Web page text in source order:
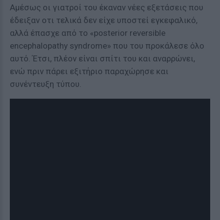
Αμέσως οι γιατροί του έκαναν νέες εξετάσεις που
έδειξαν οτι τελικά δεν είχε υποστεί εγκεφαλικό,
αλλά έπασχε από το «posterior reversible
encephalopathy syndrome» που του προκάλεσε όλο
αυτό. Έτσι, πλέον είναι σπίτι του και αναρρώνει,
ενώ πριν πάρει εξιτήριο παραχώρησε και
συνέντευξη τύπου.